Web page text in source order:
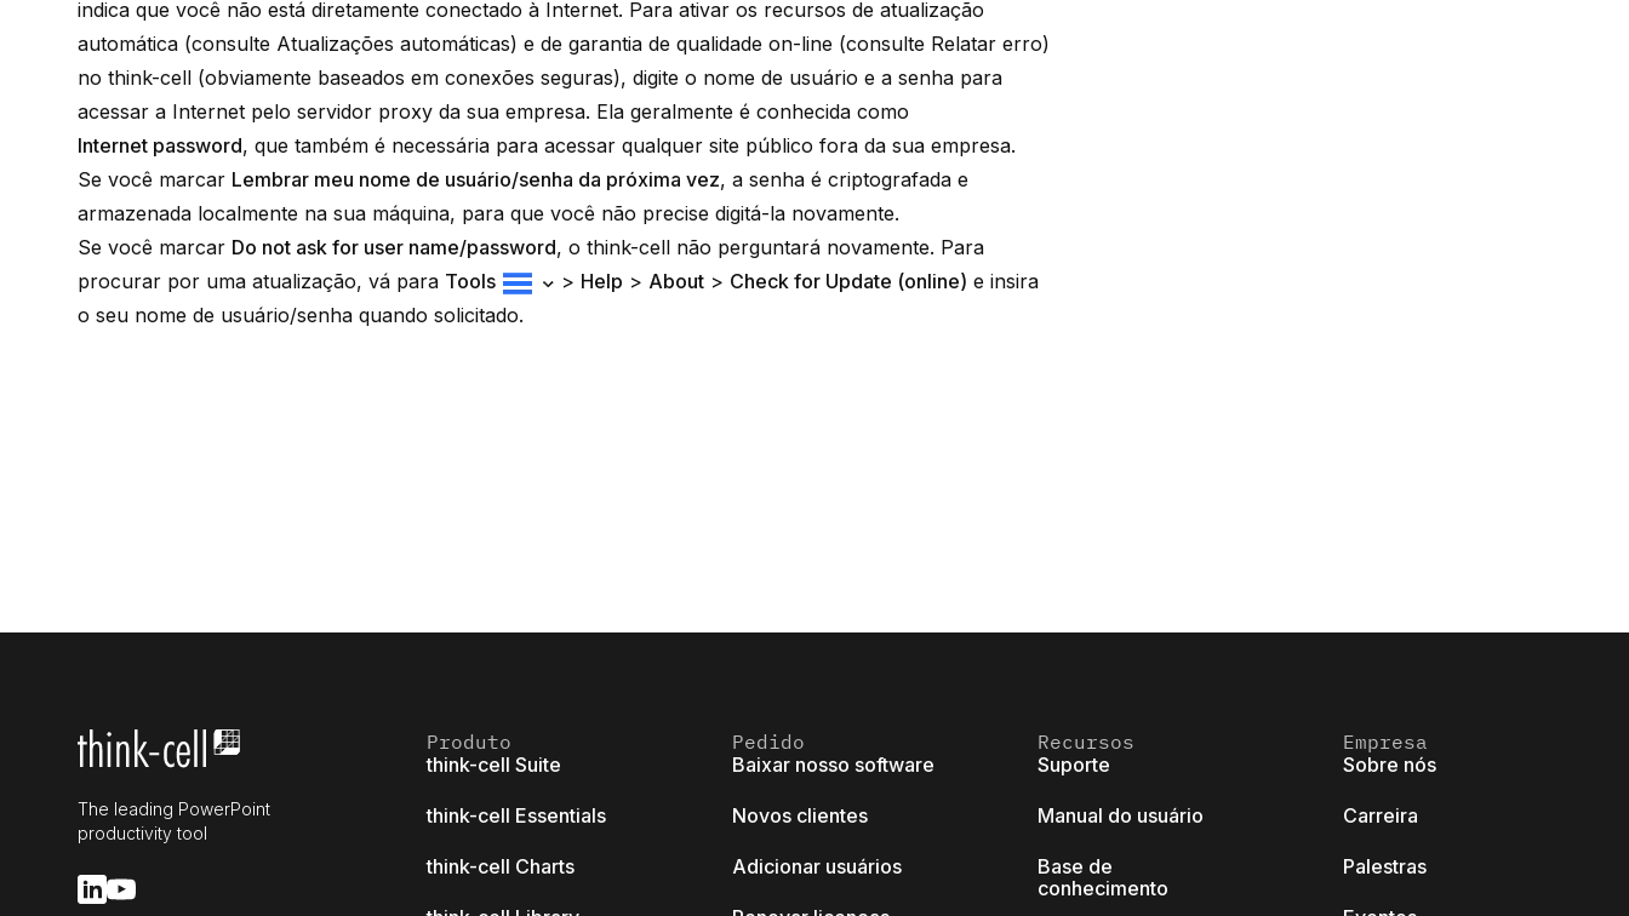
indica que você não está diretamente conectado à Internet. Para ativar os recursos de atualização
automática (consulte Atualizações automáticas) e de garantia de qualidade on-line (consulte Relatar erro)
no think-cell (obviamente baseados em conexões seguras), digite o nome de usuário e a senha para
acessar a Internet pelo servidor proxy da sua empresa. Ela geralmente é conhecida como
Internet password, que também é necessária para acessar qualquer site público fora da sua empresa.
Se você marcar Lembrar meu nome de usuário/senha da próxima vez, a senha é criptografada e
armazenada localmente na sua máquina, para que você não precise digitá-la novamente.
Se você marcar Do not ask for user name/password, o think-cell não perguntará novamente. Para
procurar por uma atualização, vá para Tools > Help > About > Check for Update (online) e insira
o seu nome de usuário/senha quando solicitado.
The leading PowerPoint
productivity tool
Produto
think-cell Suite
think-cell Essentials
think-cell Charts
Pedido
Baixar nosso software
Novos clientes
Adicionar usuários
Recursos
Suporte
Manual do usuário
Base de
conhecimento
Empresa
Sobre nós
Carreira
Palestras